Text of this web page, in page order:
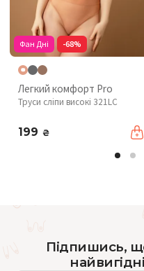
Фан Дні -68%
Легкий комфорт Pro
Труси сліпи високі 321LC
199 ₴
Підпишись,